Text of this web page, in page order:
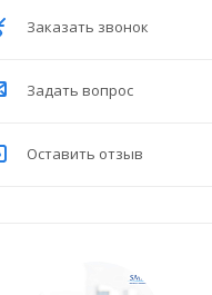
Заказать звонок
Задать вопрос
Оставить отзыв